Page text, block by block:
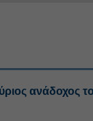
ανάδοχος